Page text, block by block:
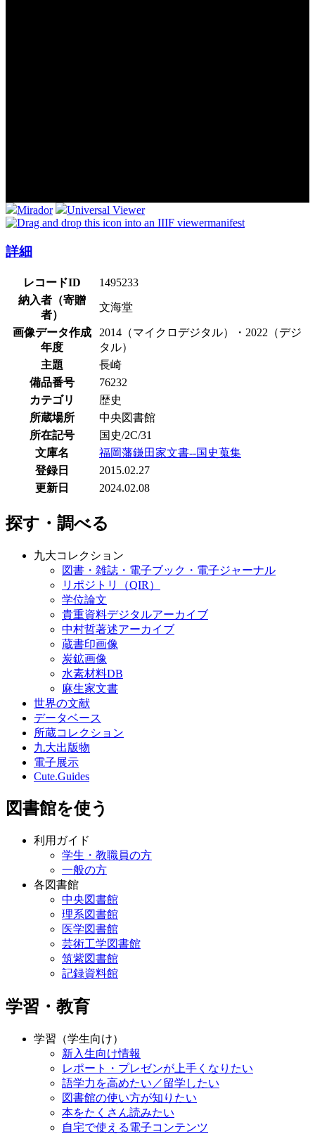
Mirador
Universal Viewer
manifest
詳細
レコードID
1495233
納入者（寄贈
者）
文海堂
画像データ作成
年度
2014（マイクロデジタル）・2022（デジ
タル）
主題
長崎
備品番号
76232
カテゴリ
歴史
所蔵場所
中央図書館
所在記号
国史/2C/31
文庫名
福岡藩鎌田家文書--国史蒐集
登録日
2015.02.27
更新日
2024.02.08
探す・調べる
九大コレクション
図書・雑誌・電子ブック・電子ジャーナル
リポジトリ（QIR）
学位論文
貴重資料デジタルアーカイブ
中村哲著述アーカイブ
蔵書印画像
炭鉱画像
水素材料DB
麻生家文書
世界の文献
データベース
所蔵コレクション
九大出版物
電子展示
Cute.Guides
図書館を使う
利用ガイド
学生・教職員の方
一般の方
各図書館
中央図書館
理系図書館
医学図書館
芸術工学図書館
筑紫図書館
記録資料館
学習・教育
学習（学生向け）
新入生向け情報
レポート・プレゼンが上手くなりたい
語学力を高めたい／留学したい
図書館の使い方が知りたい
本をたくさん読みたい
自宅で使える電子コンテンツ